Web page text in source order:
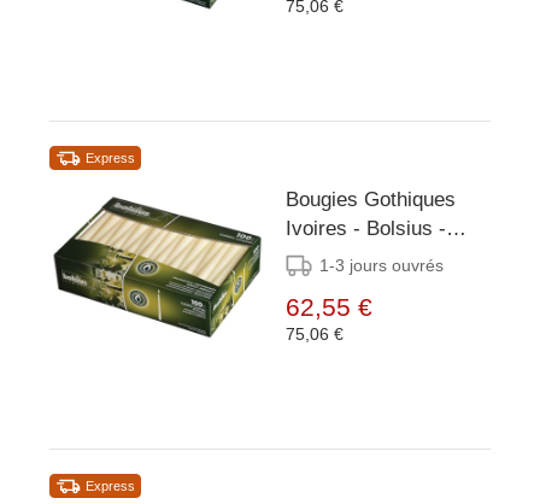
75,06 €
Express
Bougies Gothiques
Ivoires - Bolsius -
254mm - 100 Pièces
1-3 jours ouvrés
62,55 €
75,06 €
Express